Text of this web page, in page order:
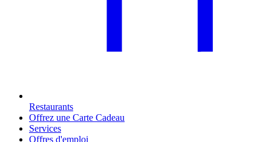
Restaurants
Offrez une Carte Cadeau
Services
Offres d'emploi